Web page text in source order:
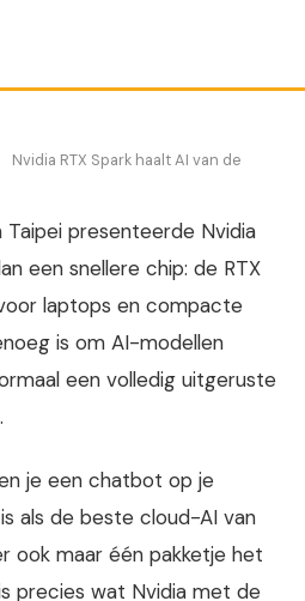
Nvidia RTX Spark haalt AI van de
presenteerde Nvidia
een snellere chip: de RTX
laptops en compacte
is om AI-modellen
een volledig uitgeruste
je een chatbot op je
als de beste cloud-AI van
ook maar één pakketje het
precies wat Nvidia met de